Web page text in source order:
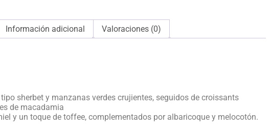
Información adicional Valoraciones (0)
sherbet y manzanas verdes crujientes, seguidos de croissants
de macadamia
y un toque de toffee, complementados por albaricoque y melocotón.